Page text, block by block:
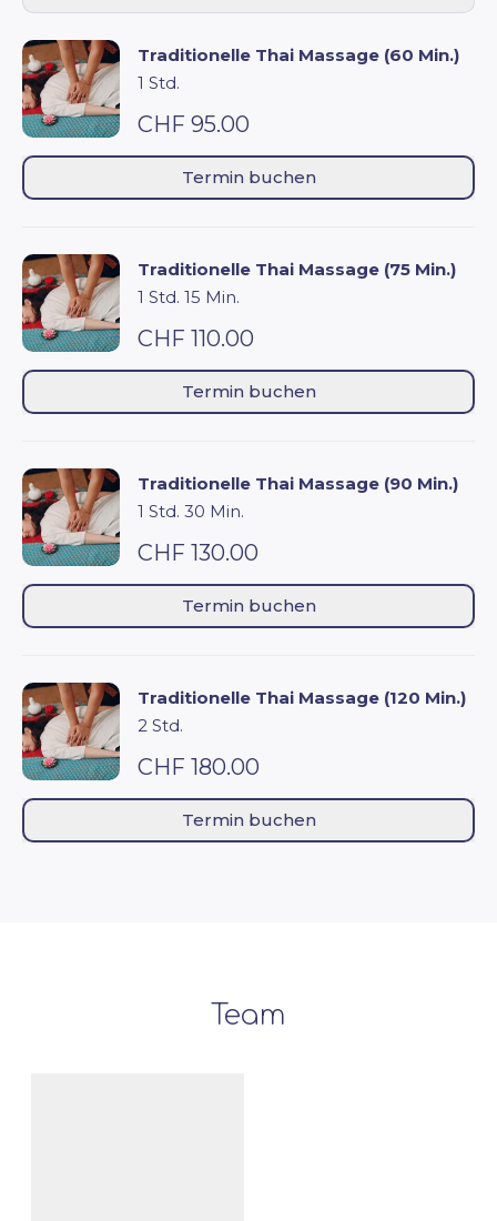
Traditionelle Thai Massage (60 Min.)
1 Std.
CHF 95.00
Termin buchen
Traditionelle Thai Massage (75 Min.)
1 Std. 15 Min.
CHF 110.00
Termin buchen
Traditionelle Thai Massage (90 Min.)
1 Std. 30 Min.
CHF 130.00
Termin buchen
Traditionelle Thai Massage (120 Min.)
2 Std.
CHF 180.00
Termin buchen
Team